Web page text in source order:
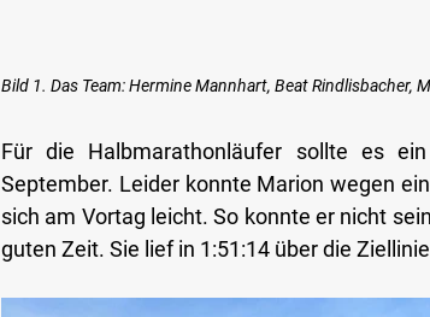
Bild 1. Das Team: Hermine Mannhart, Beat
Für die Halbmarathonläufer sollte es
September. Leider konnte Marion wegen
sich am Vortag leicht. So konnte er nicht
guten Zeit. Sie lief in 1:51:14 über die